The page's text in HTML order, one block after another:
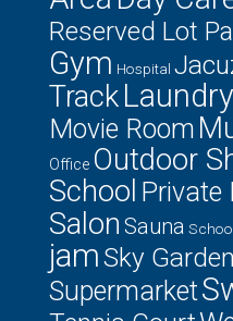
Reserved Lot
Gym Hospital
TrackLaundry
Movie Room
Office Outdoor
School Private
Salon Sauna
jamSky Garden
Supermarket